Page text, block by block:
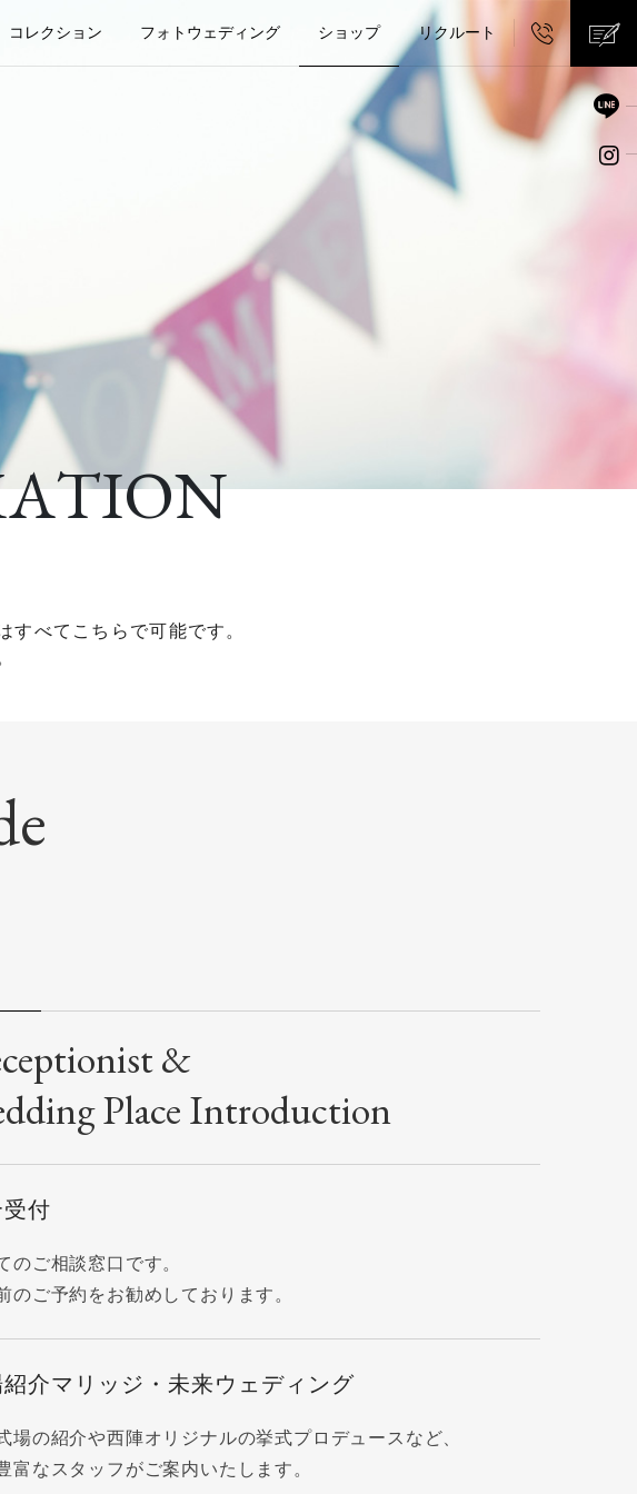
0776-
コレクション
Guest
Kimono
Kid's
フォトウェディング ショップ リクルート
すべてこちらで可能です。
&
Place Introduction
付
のご相談窓口です。
のご予約をお勧めしております。
介マリッジ・未来ウェディング
場の紹介や西陣オリジナルの挙式プロデュースなど、
富なスタッフがご案内いたします。